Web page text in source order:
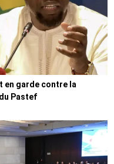
en garde contre la
Pastef